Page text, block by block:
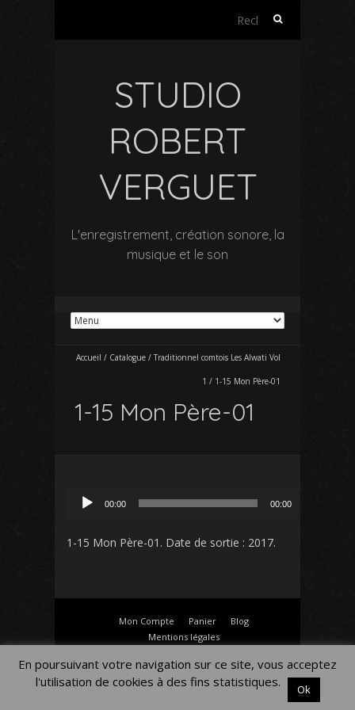
Rechercher :
STUDIO
ROBERT
VERGUET
L'enregistrement, création sonore, la
musique et le son
Accueil / Catalogue / Traditionnel comtois Les Alwati Vol
1 / 1-15 Mon Père-01
1-15 Mon Père-01
00:00 00:00
1-15 Mon Père-01 . Date de sortie : 2017.
Mon Compte Panier
Blog
Mentions légales
En poursuivant votre navigation sur ce site, vous acceptez
l'utilisation de cookies à des fins statistiques.
Ok